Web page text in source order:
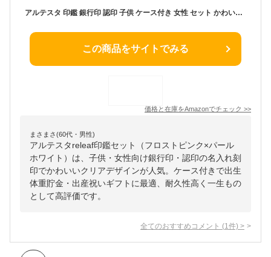
アルテスタ 印鑑 銀行印 認印 子供 ケース付き 女性 セット かわいい 名入れ 刻印 出産祝い ギフト お年玉 貯金 出生体重貯金 赤ちゃん 男の子 女の子 NAME releaf レリーフ (フロストピンク×パールホワイト, オリジナルピンク)
この商品をサイトでみる
価格と在庫をAmazonでチェック >>
まさまさ(60代・男性)
アルテスタreleaf印鑑セット（フロストピンク×パール
ホワイト）は、子供・女性向け銀行印・認印の名入れ刻
印でかわいいクリアデザインが人気。ケース付きで出生
体重貯金・出産祝いギフトに最適、耐久性高く一生もの
として高評価です。
全てのおすすめコメント (1 件) >